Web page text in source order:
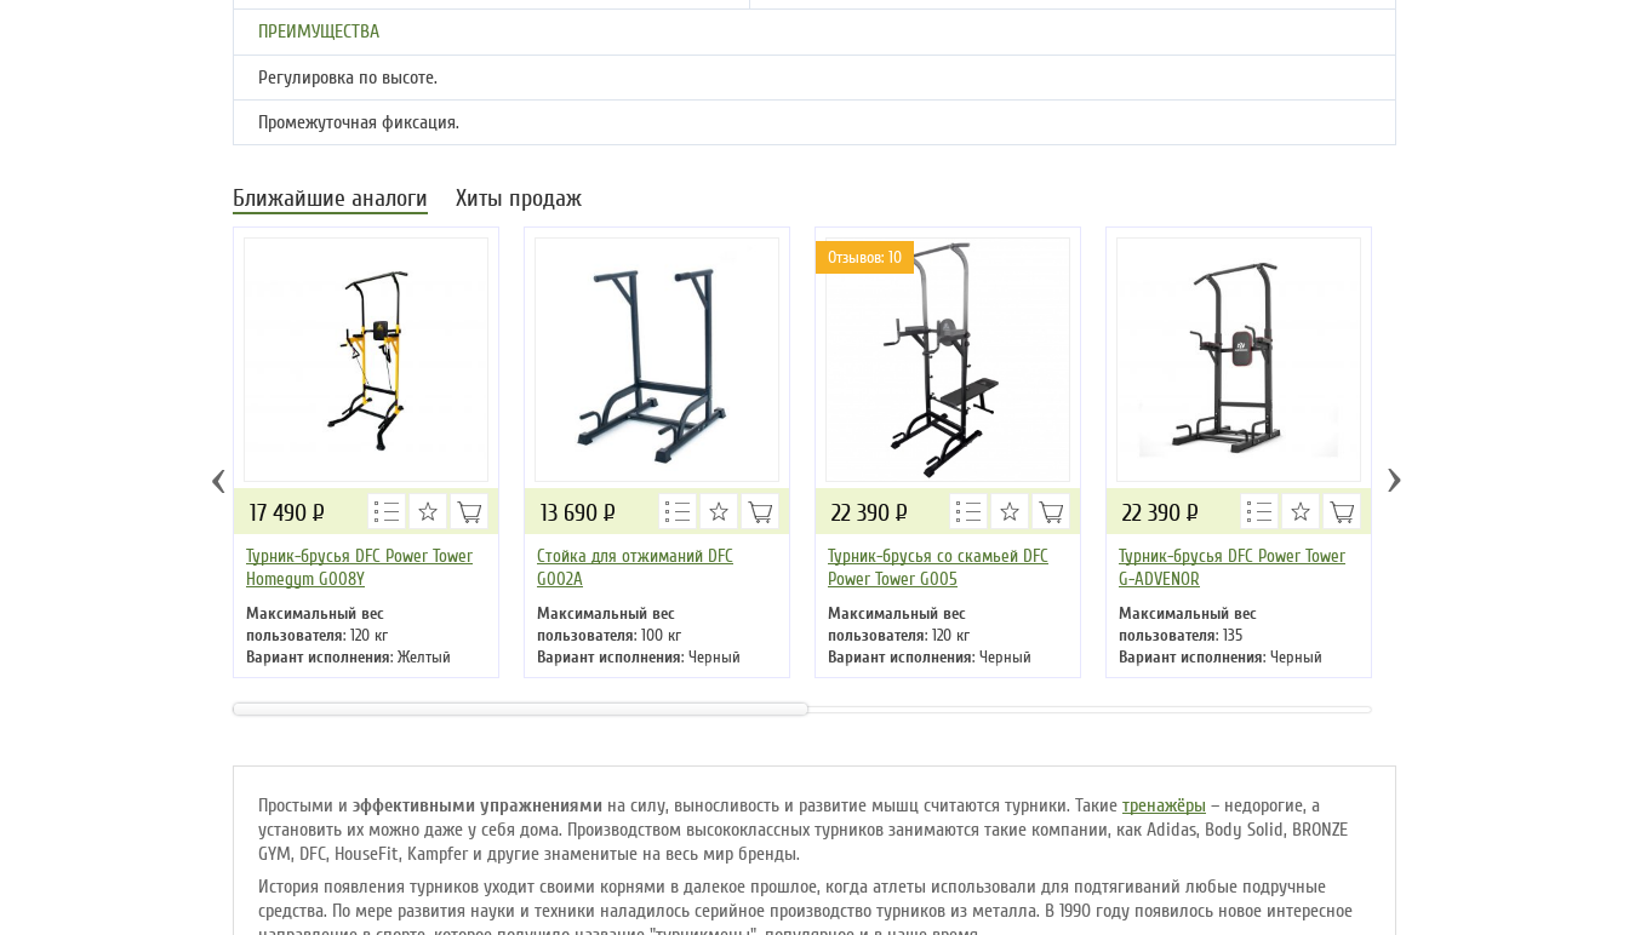
ПРЕИМУЩЕСТВА
Регулировка по высоте.
Промежуточная фиксация.
Ближайшие аналоги Хиты продаж
Турник-брусья DFC Power Tower
Homegym G008Y
Максимальный вес
пользователя: 120 кг
Вариант исполнения: Желтый
17 490 Р
Стойка для отжиманий DFC
G002A
Максимальный вес
пользователя: 100 кг
Вариант исполнения: Черный
13 690 Р
Отзывов: 10
Турник-брусья со скамьей DFC
Power Tower G005
Максимальный вес
пользователя: 120 кг
Вариант исполнения: Черный
22 390 Р
Турник-брусья DFC Power Tower
G-ADVENOR
Максимальный вес
пользователя: 135
Вариант исполнения: Черный
22 390 Р
‹ ›
Простыми и эффективными упражнениями на силу, выносливость и развитие мышц считаются турники. Такие тренажёры – недорогие, а
установить их можно даже у себя дома. Производством высококлассных турников занимаются такие компании, как Adidas, Body Solid, BRONZE
GYM, DFC, HouseFit, Kampfer и другие знаменитые на весь мир бренды.
История появления турников уходит своими корнями в далекое прошлое, когда атлеты использовали для подтягиваний любые подручные
средства. По мере развития науки и техники наладилось серийное производство турников из металла. В 1990 году появилось новое интересное